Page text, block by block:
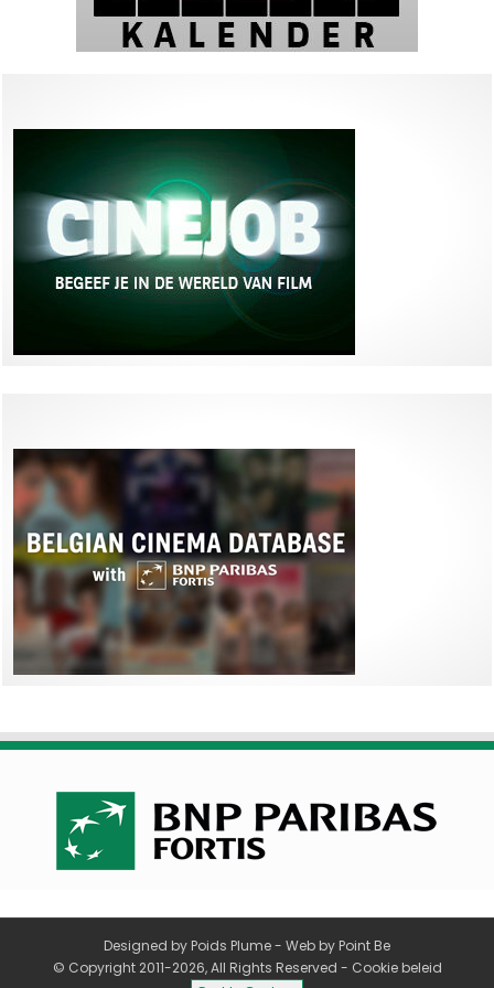
Designed by Poids Plume- Web by Point Be
© Copyright 2011-2026, All Rights Reserved - Cookie beleid